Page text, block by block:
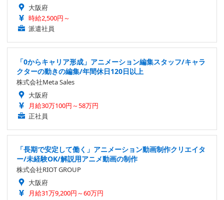
大阪府
時給2,500円～
派遣社員
「0からキャリア形成」アニメーション編集スタッフ/キャラ
クターの動きの編集/年間休日120日以上
株式会社Meta Sales
大阪府
月給30万100円～58万円
正社員
「長期で安定して働く」アニメーション動画制作クリエイタ
ー/未経験OK/解説用アニメ動画の制作
株式会社RIOT GROUP
大阪府
月給31万9,200円～60万円